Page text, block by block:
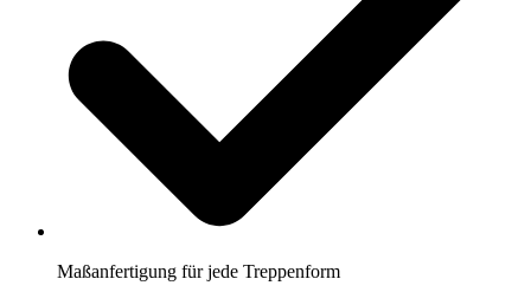
Maßanfertigung für jede Treppenform